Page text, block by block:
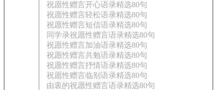
祝愿性赠言开心语录精选80句
祝愿性赠言轻松语录精选80句
祝愿性赠言短信语录精选80句
同学录祝愿性赠言语录精选80句
祝愿性赠言加油语录精选80句
祝愿性赠言共勉语录精选80句
祝愿性赠言抒情语录精选80句
祝愿性赠言临别语录精选80句
由衷的祝愿性赠言语录精选80句